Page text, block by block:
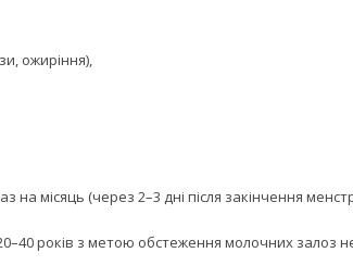
ожиріння),
місяць (через 2–3 дні після закінчення
років з метою обстеження молочних залоз